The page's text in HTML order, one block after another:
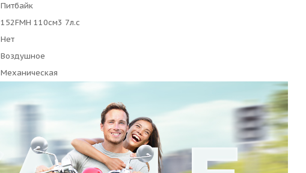
Питбайк
152FMH 110см3 7л.с
Нет
Воздушное
Механическая